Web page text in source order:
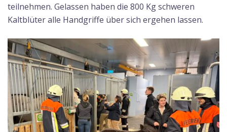
teilnehmen. Gelassen haben die 800 Kg schweren
Kaltblüter alle Handgriffe über sich ergehen lassen.